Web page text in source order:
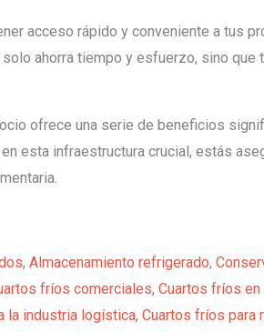
acceso rápido y conveniente a tus
ahorra tiempo y esfuerzo, sino
ofrece una serie de beneficios
esta infraestructura crucial, estás
, Almacenamiento refrigerado,
fríos comerciales, Cuartos fríos en
la industria logística, Cuartos fríos para